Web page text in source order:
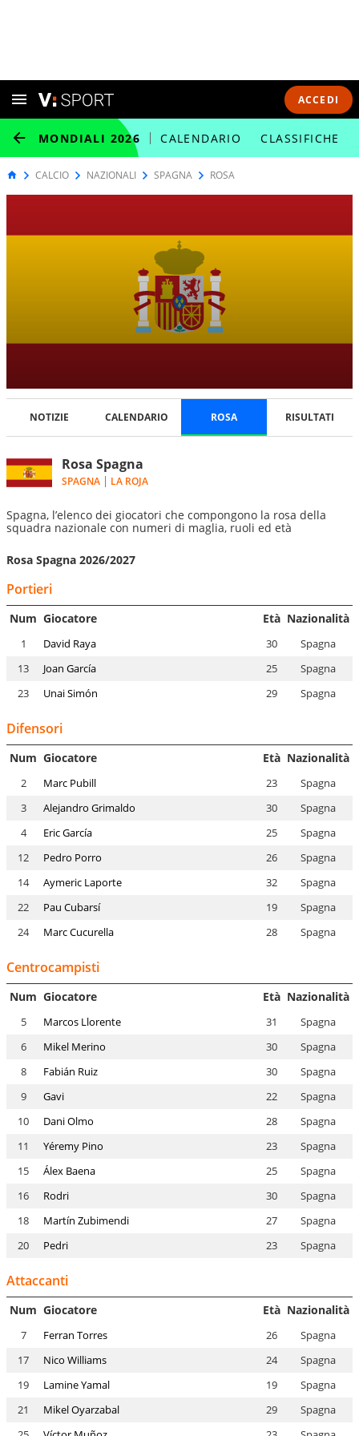
ACCEDI
MONDIALI 2026 CALENDARIO CLASSIFICHE
CALCIO NAZIONALI SPAGNA ROSA
Rosa Spagna
Spagna, l’elenco dei giocatori che compongono la rosa della
squadra nazionale con numeri di maglia, ruoli ed età
SPAGNA LA ROJA
NOTIZIE CALENDARIO ROSA RISULTATI
Rosa Spagna 2026/2027
Portieri
Num Giocatore Età Nazionalità
1 David Raya 30
Spagna
13
Joan García 25
Spagna
23
Unai Simón 29 Spagna
Difensori
Num Giocatore Età Nazionalità
2 Marc Pubill 23
Spagna
3
Alejandro Grimaldo 30
Spagna
4
Eric García 25
Spagna
12
Pedro Porro 26
Spagna
14
Aymeric Laporte 32
Spagna
22
Pau Cubarsí 19
Spagna
24
Marc Cucurella 28 Spagna
Centrocampisti
Num Giocatore Età Nazionalità
5 Marcos Llorente 31
Spagna
6
Mikel Merino 30
Spagna
8
Fabián Ruiz 30
Spagna
9
Gavi 22
Spagna
10
Dani Olmo 28
Spagna
11
Yéremy Pino 23
Spagna
15
Álex Baena 25
Spagna
16
Rodri 30
Spagna
18
Martín Zubimendi 27
Spagna
20
Pedri 23 Spagna
Attaccanti
Num Giocatore Età Nazionalità
7 Ferran Torres 26
Spagna
17
Nico Williams 24
Spagna
19
Lamine Yamal 19
Spagna
21
Mikel Oyarzabal 29
Spagna